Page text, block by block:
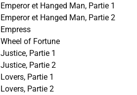
Emperor et Hanged Man, Partie 1
Emperor et Hanged Man, Partie 2
Empress
Wheel of Fortune
Justice, Partie 1
Justice, Partie 2
Lovers, Partie 1
Lovers, Partie 2